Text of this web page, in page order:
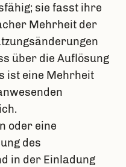
sie fasst ihre
Mehrheit der
über die Auflösung
ist eine Mehrheit
oder eine
des
in der Einladung